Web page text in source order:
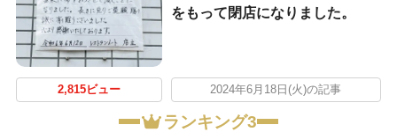
をもって閉店になりました。
2,815ビュー 2024年6月18日(火)の記事
ランキング3